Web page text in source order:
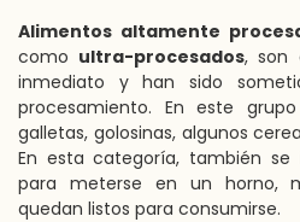
Alimentos altamente
como ultra-procesados, son
inmediato y han sido
procesamiento. En este
galletas, golosinas, algunos
En esta categoría, también se
para meterse en un horno,
quedan listos para consumirse.